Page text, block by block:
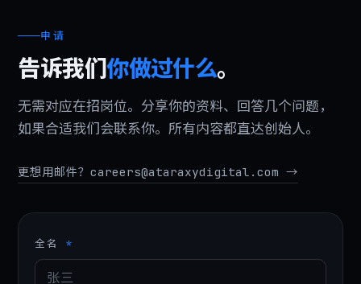
申请
告诉我们你做过什么。
无需对应在招岗位。分享你的资料、回答几个问题，
如果合适我们会联系你。所有内容都直达创始人。
更想用邮件？careers@ataraxydigital.com →
全名 *